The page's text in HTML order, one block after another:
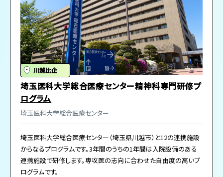
川越比企
埼玉医科大学総合医療センター精神科専門研修プ
ログラム
埼玉医科大学総合医療センター
埼玉医科大学総合医療センター（埼玉県川越市）と12の連携施設
からなるプログラムです。3年間のうちの1年間は入院設備のある
連携施設で研修します。専攻医の志向に合わせた自由度の高いプ
ログラムです。